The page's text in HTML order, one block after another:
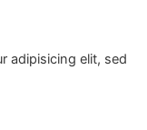
adipisicing elit, sed